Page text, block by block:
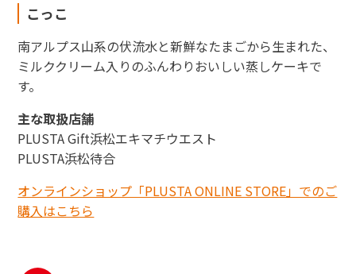
こっこ
南アルプス山系の伏流水と新鮮なたまごから生まれた、
ミルククリーム入りのふんわりおいしい蒸しケーキで
す。
主な取扱店舗
PLUSTA Gift浜松エキマチウエスト
PLUSTA浜松待合
オンラインショップ「PLUSTA ONLINE STORE」でのご
購入はこちら